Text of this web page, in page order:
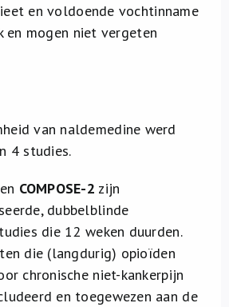
en voldoende vochtinname
en mogen niet vergeten
van naldemedine werd
4 studies.
en COMPOSE-2 zijn
dubbelblinde
die 12 weken duurden.
die (langdurig) opioïden
chronische niet-kankerpijn
en toegewezen aan de